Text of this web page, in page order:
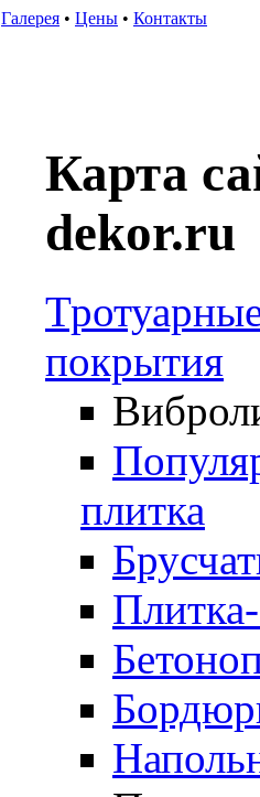
Галерея • Цены • Контакты
Карта
dekor.ru
покрытия
плитка